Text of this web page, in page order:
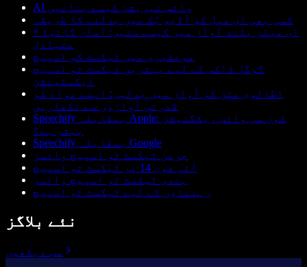
AI وائس نیریشن کیسے بنائیں
کسی بھی ای میل کو آڈیو بُک میں بدلنے کا طریقہ
ای میلز بلند آواز میں کیسے سنیں: آسان گائیڈ +
متبادل
مونٹیری میں ٹیکسٹ کو اسپیچ
گوگل ڈاکس کے لیے بہترین ٹیکسٹ ٹو اسپیچ
ایکسٹینشن
اطالوی متن کو آواز میں بدلیں: اپنے مواد کو
قدرتی آوازوں سے نکھاریں
Speechify بمقابلہ Apple: کون سی وائس ریکگنیشن
بہتر ہے؟
Speechify بمقابلہ Google
جرمن ٹیکسٹ ٹو اسپیچ وائسز
آئی فون 14 پر ٹیکسٹ ٹو اسپیچ
ہندی ٹیکسٹ ٹو اسپیچ وائسز
رہنماؤں کے لیے ٹیکسٹ ٹو اسپیچ
نئے بلاگز
سب دیکھیں